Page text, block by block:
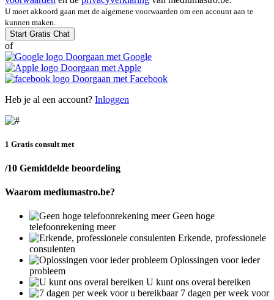
U moet akkoord gaan met de algemene voorwaarden om een account aan te
kunnen maken.
Start Gratis Chat
of
Doorgaan met Google
Doorgaan met Apple
Doorgaan met Facebook
Heb je al een account? Inloggen
1 Gratis consult met
/10 Gemiddelde beoordeling
Waarom mediumastro.be?
Geen hoge
telefoonrekening meer
Erkende, professionele
consulenten
Oplossingen voor ieder
probleem
U kunt ons overal bereiken
7 dagen per week voor